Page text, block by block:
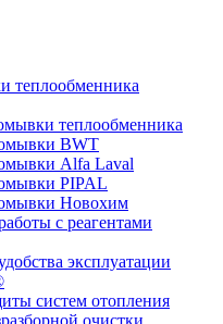
теплообменника
теплообменника
BWT
Alfa Laval
PIPAL
Новохим
с реагентами
эксплуатации
систем отопления
очистки